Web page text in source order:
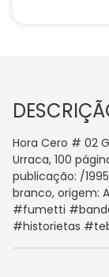
Hora Cero # 02
Urraca, 100
publicação: /
branco, origem:
#fumetti
#historietas